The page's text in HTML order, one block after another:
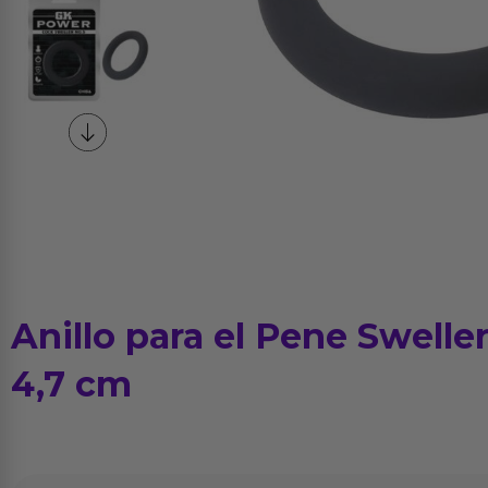
Anillo para el Pene
4,7 cm